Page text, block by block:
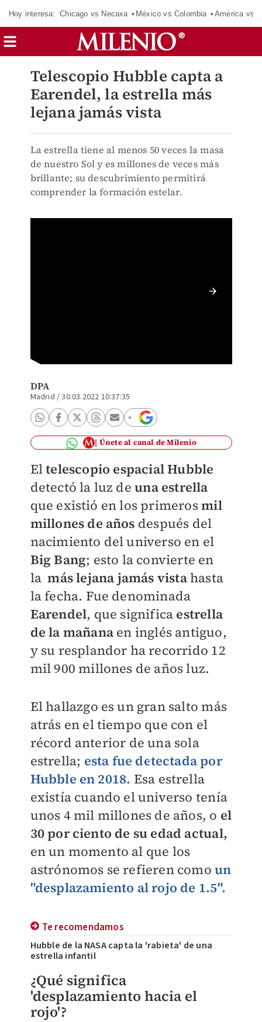
Hoy interesa: Chicago vs Necaxa México vs Colombia América vs
Telescopio Hubble capta a
Earendel, la estrella más
lejana jamás vista
La estrella tiene al menos 50 veces la masa
de nuestro Sol y es millones de veces más
brillante; su descubrimiento permitirá
comprender la formación estelar.
DPA
Madrid /30.03.2022 10:37:35
Únete al canal de Milenio
Eltelescopio espacial Hubble
detectó la luz deuna estrella
que existió en los primerosmil
millones de años después del
nacimiento del universo en el
Big Bang; esto la convierte en
lamás lejana jamás vistahasta
la fecha. Fue denominada
Earendel, que significa estrella
de la mañanaen inglés antiguo,
y su resplandor ha recorrido 12
mil 900 millones de años luz.
El hallazgo es un gran salto más
atrás en el tiempo que con el
récord anterior de una sola
estrella; esta fue detectada por
Hubble en 2018. Esa estrella
existía cuando el universo tenía
unos 4 mil millones de años, o el
30 por ciento de su edad actual,
en un momento al que los
astrónomos se refieren comoun
"desplazamiento al rojo de 1.5".
Te recomendamos
Hubble de la NASA capta la 'rabieta' de una
estrella infantil
​¿Qué significa
'desplazamiento hacia el
rojo'?